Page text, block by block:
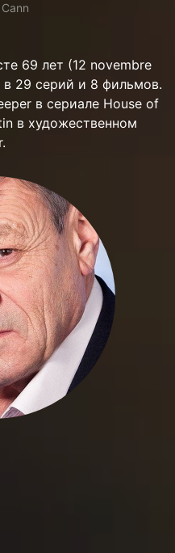
69 лет (12 novembre
в 29 серий и 8 фильмов.
в сериале House of
в художественном